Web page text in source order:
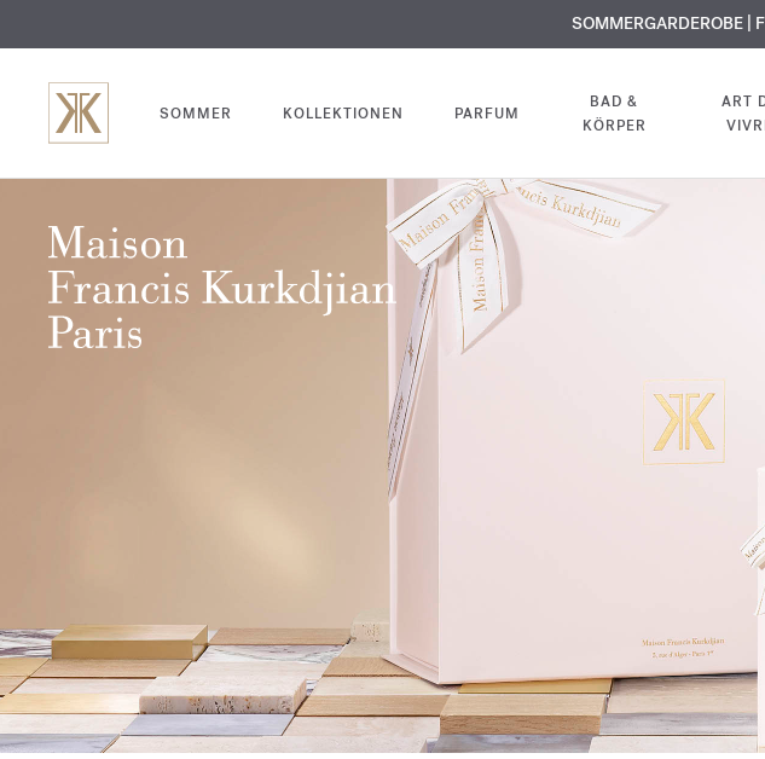
EXKLUSIV | Erhalten
KOSTENLOSE GRAVUR |
SOMMERGARDEROBE
SOMMER KOLLEKTIONEN PARFUM
BAD &
KÖRPER
ART